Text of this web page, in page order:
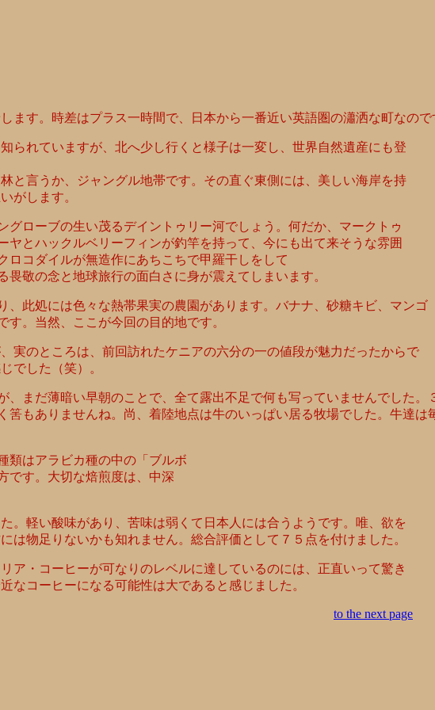
す。時差はプラス一時間で、日本から一番近い英語圏の瀟洒な町なので
られていますが、北へ少し行くと様子は一変し、世界自然遺産にも登
と言うか、ジャングル地帯です。その直ぐ東側には、美しい海岸を持
がします。
グローブの生い茂るデイントゥリー河でしょう。何だか、マークトゥ
ヤとハックルベリーフィンが釣竿を持って、今にも出て来そうな雰囲
ロコダイルが無造作にあちこちで甲羅干しをして
敬の念と地球旅行の面白さに身が震えてしまいます。
、此処には色々な熱帯果実の農園があります。バナナ、砂糖キビ、マンゴ
。当然、ここが今回の目的地です。
実のところは、前回訪れたケニアの六分の一の値段が魅力だったからで
でした（笑）。
、まだ薄暗い早朝のことで、全て露出不足で何も写っていませんでした。
筈もありませんね。尚、着陸地点は牛のいっぱい居る牧場でした。牛達は
類はアラビカ種の中の「ブルボ
です。大切な焙煎度は、中深
。軽い酸味があり、苦味は弱くて日本人には合うようです。唯、欲を
物足りないかも知れません。総合評価として７５点を付けました。
ア・コーヒーが可なりのレベルに達しているのには、正直いって驚き
なコーヒーになる可能性は大であると感じました。
to the next page